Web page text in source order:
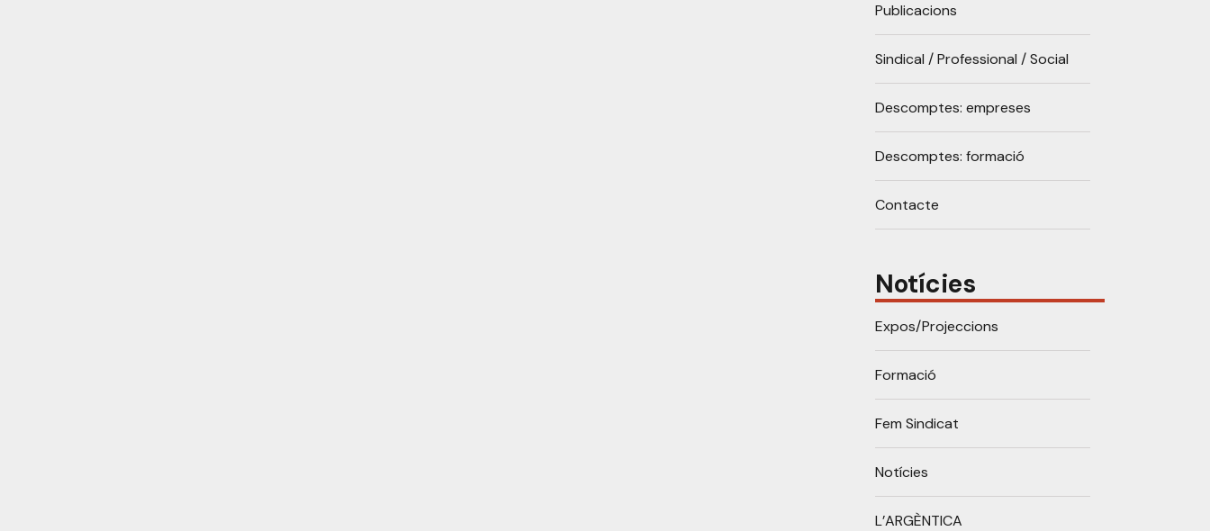
Publicacions
Sindical / Professional / Social
Descomptes: empreses
Descomptes: formació
Contacte
Notícies
Expos/Projeccions
Formació
Fem Sindicat
Notícies
L’ARGÈNTICA